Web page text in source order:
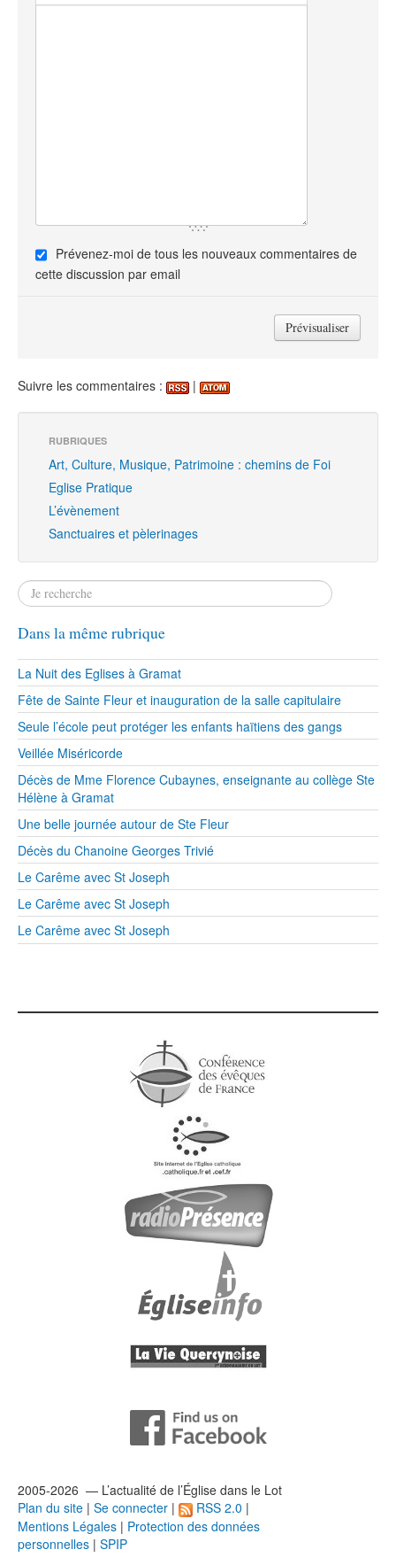
Prévenez-moi de tous les nouveaux commentaires de
cette discussion par email
Suivre les commentaires : |
RUBRIQUES
Art, Culture, Musique, Patrimoine : chemins de Foi
Eglise Pratique
L’évènement
Sanctuaires et pèlerinages
Dans la même rubrique
La Nuit des Eglises à Gramat
Fête de Sainte Fleur et inauguration de la salle capitulaire
Seule l’école peut protéger les enfants haïtiens des gangs
Veillée Miséricorde
Décès de Mme Florence Cubaynes, enseignante au collège Ste
Hélène à Gramat
Une belle journée autour de Ste Fleur
Décès du Chanoine Georges Trivié
Le Carême avec St Joseph
Le Carême avec St Joseph
Le Carême avec St Joseph
2005-2026 — L’actualité de l’Église dans le Lot
Plan du site | Se connecter | RSS 2.0 |
Mentions Légales | Protection des données
personnelles | SPIP